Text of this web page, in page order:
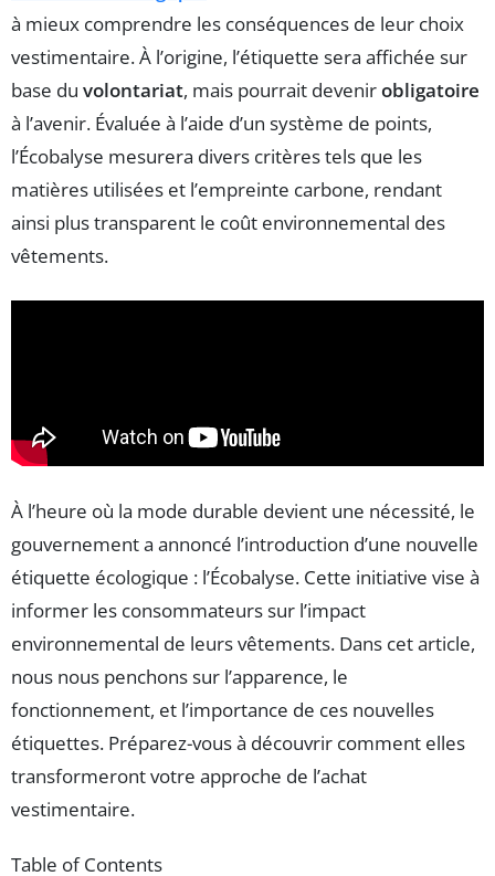
à mieux comprendre les conséquences de leur choix
vestimentaire. À l’origine, l’étiquette sera affichée sur
base du volontariat, mais pourrait devenirobligatoire
à l’avenir. Évaluée à l’aide d’un système de points,
l’Écobalyse mesurera divers critères tels que les
matières utilisées et l’empreinte carbone, rendant
ainsi plus transparent le coût environnemental des
vêtements.
À l’heure où la mode durable devient une nécessité, le
gouvernement a annoncé l’introduction d’une nouvelle
étiquette écologique : l’Écobalyse. Cette initiative vise à
informer les consommateurs sur l’impact
environnemental de leurs vêtements. Dans cet article,
nous nous penchons sur l’apparence, le
fonctionnement, et l’importance de ces nouvelles
étiquettes. Préparez-vous à découvrir comment elles
transformeront votre approche de l’achat
vestimentaire.
Table of Contents